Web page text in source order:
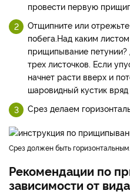
провести первую
Отщипните или
побега.Над каким
прищипывание
трех листочков. Если
начнет расти вверх и
шаровидный кустик вряд
Срез делаем
Срез должен быть горизонтальным.
Рекомендации по
зависимости от